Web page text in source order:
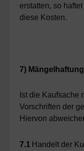
erstatten, so
diese Kosten.
7)
Ist die Kaufsache
Vorschriften der
Hiervon
7.1 Handelt der